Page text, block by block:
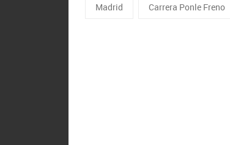
Madrid Carrera Ponle Freno